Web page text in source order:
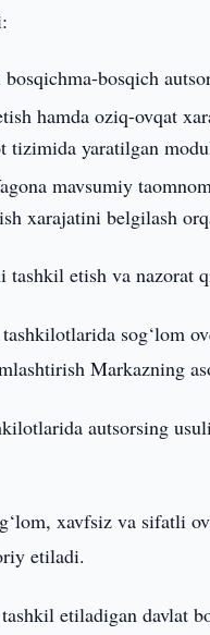
bosqich
hamda oziq-ovqat
tizimida yaratilgan
mavsumiy
xarajatini belgilash
tashkil etish va nazorat
sog‘lom
Markazning
autsorsing
xavfsiz va sifatli
etiladi.
etiladigan davlat